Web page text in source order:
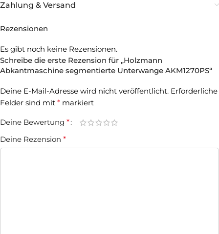
Zahlung & Versand
Rezensionen
Es gibt noch keine Rezensionen.
Schreibe die erste Rezension für „Holzmann
Abkantmaschine segmentierte Unterwange AKM1270PS“
Deine E-Mail-Adresse wird nicht veröffentlicht. Erforderliche
Felder sind mit * markiert
Deine Bewertung *
Deine Rezension *